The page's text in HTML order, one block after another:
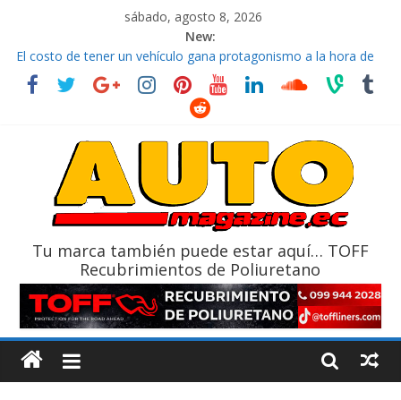
sábado, agosto 8, 2026
New:
La FEDAK recibe 12 Sinotruk Bolden para cubrir las rutas de La
Vuelta
El costo de tener un vehículo gana protagonismo a la hora de
¿Qué puede pasar con tu vehículo si permanece varios días sin
La Vuelta al Ecuador 2026, edición 47ª, recorre 7 provincias en 8
Tu marca también puede estar aquí… TOFF
Recubrimientos de Poliuretano